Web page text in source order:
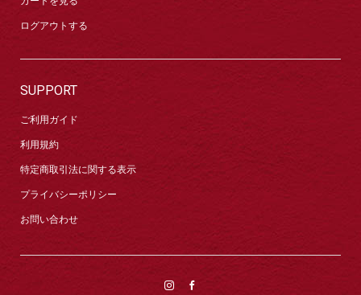
ログアウトする
SUPPORT
ご利用ガイド
利用規約
特定商取引法に関する表示
プライバシーポリシー
お問い合わせ